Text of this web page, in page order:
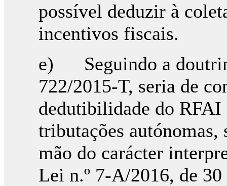
possível deduzir à
incentivos fiscais.
e) Seguindo a
722/2015-T, seria de
dedutibilidade do RFAI
tributações autónomas,
mão do carácter
Lei n.º 7-A/2016, de